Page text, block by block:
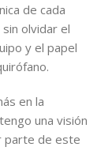
de cada
olvidar el
y el papel
en la
una visión
parte de este